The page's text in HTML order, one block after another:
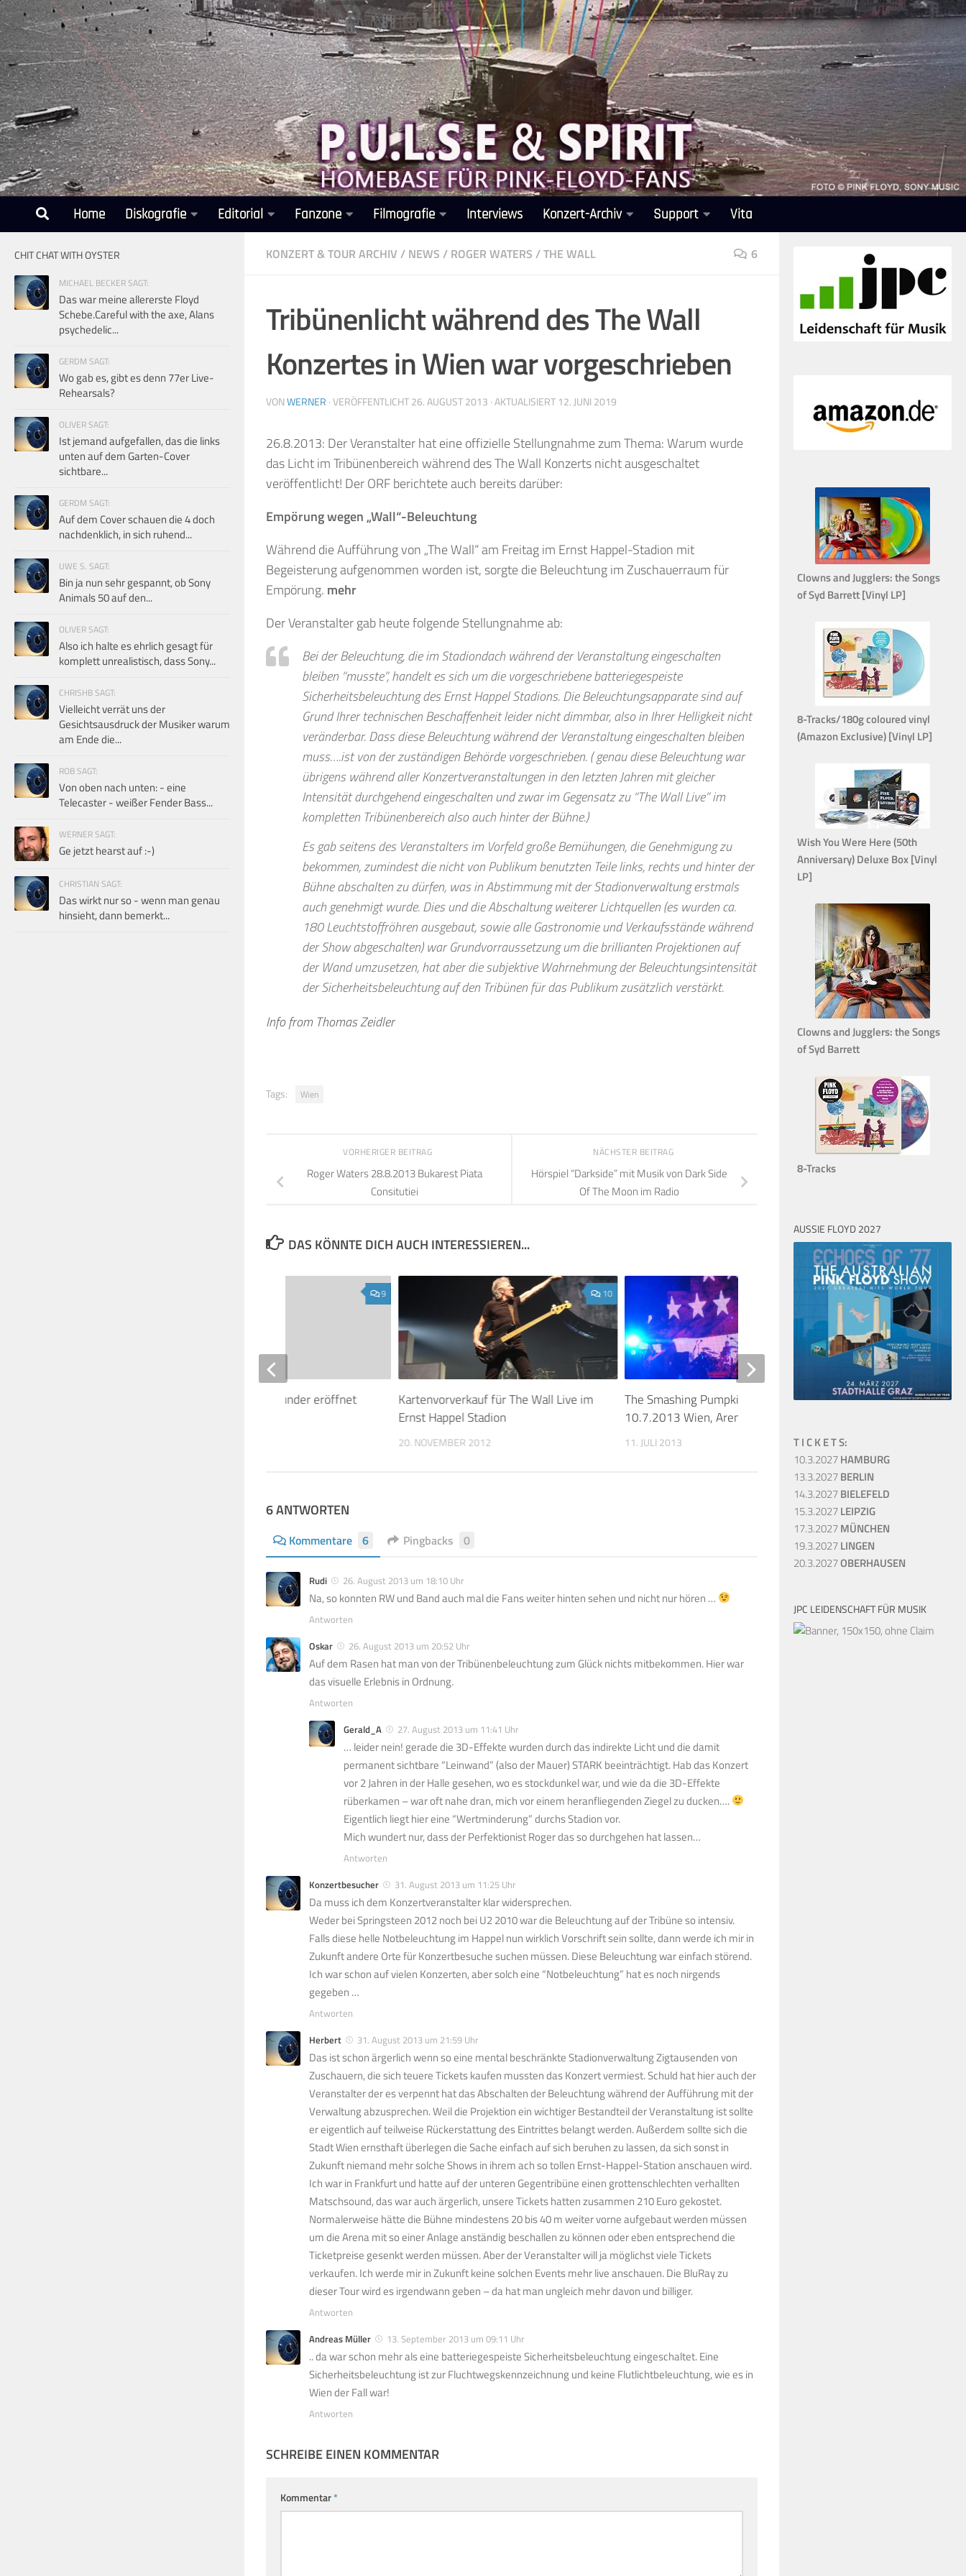
Unter dem Inhalt
Home Diskografie Editorial Fanzone Filmografie Interviews Konzert-Archiv Support Vita
KONZERT & TOUR ARCHIV / NEWS / ROGER WATERS /THE WALL 6
Tribünenlicht während des The Wall
Konzertes in Wien war vorgeschrieben
VONWERNER · VERÖFFENTLICHT26. AUGUST 2013 · AKTUALISIERT 12. JUNI 2019
26.8.2013: Der Veranstalter hat eine offizielle Stellungnahme zum Thema: Warum wurde
das Licht im Tribünenbereich während des The Wall Konzerts nicht ausgeschaltet
veröffentlicht! Der ORF berichtete auch bereits darüber:
Empörung wegen „Wall“-Beleuchtung
Während die Aufführung von „The Wall“ am Freitag im Ernst Happel-Stadion mit
Begeisterung aufgenommen worden ist, sorgte die Beleuchtung im Zuschauerraum für
Empörung. mehr
Der Veranstalter gab heute folgende Stellungnahme ab:
Bei der Beleuchtung, die im Stadiondach während der Veranstaltung eingeschalten
bleiben “musste”, handelt es sich um die vorgeschriebene batteriegespeiste
Sicherheitsbeleuchtung des Ernst Happel Stadions. Die Beleuchtungsapparate sind auf
Grund Ihrer technischen Beschaffenheit leider nicht dimmbar, also in Ihrer Helligkeit nicht
veränderbar. Dass diese Beleuchtung während der Veranstaltung eingeschalten bleiben
muss….ist von der zuständigen Behörde vorgeschrieben. ( genau diese Beleuchtung war
übrigens während aller Konzertveranstaltungen in den letzten Jahren mit gleicher
Intensität durchgehend eingeschalten und zwar im Gegensatz zu “The Wall Live” im
kompletten Tribünenbereich also auch hinter der Bühne.)
Es gab seitens des Veranstalters im Vorfeld große Bemühungen, die Genehmigung zu
bekommen, zumindest die nicht von Publikum benutzten Teile links, rechts und hinter der
Bühne abschalten zu dürfen, was in Abstimmung mit der Stadionverwaltung erstmals
auch genehmigt wurde. Dies und die Abschaltung weiterer Lichtquellen (es wurden ca.
180 Leuchtstoffröhren ausgebaut, sowie alle Gastronomie und Verkaufsstände während
der Show abgeschalten) war Grundvorraussetzung um die brillianten Projektionen auf
der Wand umzusetzen, hat aber die subjektive Wahrnehmung der Beleuchtungsintensität
der Sicherheitsbeleuchtung auf den Tribünen für das Publikum zusätzlich verstärkt.
Info from Thomas Zeidler
Tags: Wien
NÄCHSTER BEITRAG
Hörspiel “Darkside” mit Musik von Dark Side
Of The Moon im Radio
VORHERIGER BEITRAG
Roger Waters 28.8.2013 Bukarest Piata
Consitutiei
DAS KÖNNTE DICH AUCH INTERESSIEREN...
10
Kartenvorverkauf für The Wall Live im
Ernst Happel Stadion
20. NOVEMBER 2012
3
The Smashing Pumpkins & Bush
10.7.2013 Wien, Arena
11. JULI 2013
Treffpunkt: The Wall
9
Delicate Sound Of Thunder eröffnet
6 ANTWORTEN
Kommentare 6 Pingbacks 0
Rudi 26. August 2013 um 18:10 Uhr
Na, so konnten RW und Band auch mal die Fans weiter hinten sehen und nicht nur hören …
Antworten
Oskar
26. August 2013 um 20:52 Uhr
Auf dem Rasen hat man von der Tribünenbeleuchtung zum Glück nichts mitbekommen. Hier war
das visuelle Erlebnis in Ordnung.
Antworten
Gerald_A
27. August 2013 um 11:41 Uhr
… leider nein! gerade die 3D-Effekte wurden durch das indirekte Licht und die damit
permanent sichtbare “Leinwand” (also der Mauer) STARK beeinträchtigt. Hab das Konzert
vor 2 Jahren in der Halle gesehen, wo es stockdunkel war, und wie da die 3D-Effekte
rüberkamen – war oft nahe dran, mich vor einem heranfliegenden Ziegel zu ducken….
Eigentlich liegt hier eine “Wertminderung” durchs Stadion vor.
Mich wundert nur, dass der Perfektionist Roger das so durchgehen hat lassen…
Antworten
Konzertbesucher
31. August 2013 um 11:25 Uhr
Da muss ich dem Konzertveranstalter klar widersprechen.
Weder bei Springsteen 2012 noch bei U2 2010 war die Beleuchtung auf der Tribüne so intensiv.
Falls diese helle Notbeleuchtung im Happel nun wirklich Vorschrift sein sollte, dann werde ich mir in
Zukunft andere Orte für Konzertbesuche suchen müssen. Diese Beleuchtung war einfach störend.
Ich war schon auf vielen Konzerten, aber solch eine “Notbeleuchtung” hat es noch nirgends
gegeben …
Antworten
Herbert
31. August 2013 um 21:59 Uhr
Das ist schon ärgerlich wenn so eine mental beschränkte Stadionverwaltung Zigtausenden von
Zuschauern, die sich teuere Tickets kaufen mussten das Konzert vermiest. Schuld hat hier auch der
Veranstalter der es verpennt hat das Abschalten der Beleuchtung während der Aufführung mit der
Verwaltung abzusprechen. Weil die Projektion ein wichtiger Bestandteil der Veranstaltung ist sollte
er eigentlich auf teilweise Rückerstattung des Eintrittes belangt werden. Außerdem sollte sich die
Stadt Wien ernsthaft überlegen die Sache einfach auf sich beruhen zu lassen, da sich sonst in
Zukunft niemand mehr solche Shows in ihrem ach so tollen Ernst-Happel-Station anschauen wird.
Ich war in Frankfurt und hatte auf der unteren Gegentribüne einen grottenschlechten verhallten
Matschsound, das war auch ärgerlich, unsere Tickets hatten zusammen 210 Euro gekostet.
Normalerweise hätte die Bühne mindestens 20 bis 40 m weiter vorne aufgebaut werden müssen
um die Arena mit so einer Anlage anständig beschallen zu können oder eben entsprechend die
Ticketpreise gesenkt werden müssen. Aber der Veranstalter will ja möglichst viele Tickets
verkaufen. Ich werde mir in Zukunft keine solchen Events mehr live anschauen. Die BluRay zu
dieser Tour wird es irgendwann geben – da hat man ungleich mehr davon und billiger.
Antworten
Andreas Müller
13. September 2013 um 09:11 Uhr
.. da war schon mehr als eine batteriegespeiste Sicherheitsbeleuchtung eingeschaltet. Eine
Sicherheitsbeleuchtung ist zur Fluchtwegskennzeichnung und keine Flutlichtbeleuchtung, wie es in
Wien der Fall war!
Antworten
SCHREIBE EINEN KOMMENTAR
Kommentar*
CHIT CHAT WITH OYSTER
MICHAEL BECKER SAGT:
Das war meine allererste Floyd
Schebe.Careful with the axe, Alans
psychedelic...
GERDM SAGT:
Wo gab es, gibt es denn 77er Live-
Rehearsals?
OLIVER SAGT:
Ist jemand aufgefallen, das die links
unten auf dem Garten-Cover
sichtbare...
GERDM SAGT:
Auf dem Cover schauen die 4 doch
nachdenklich, in sich ruhend...
UWE S. SAGT:
Bin ja nun sehr gespannt, ob Sony
Animals 50 auf den...
OLIVER SAGT:
Also ich halte es ehrlich gesagt für
komplett unrealistisch, dass Sony...
CHRISHB SAGT:
Vielleicht verrät uns der
Gesichtsausdruck der Musiker warum
am Ende die...
ROB SAGT:
Von oben nach unten: - eine
Telecaster - weißer Fender Bass...
WERNER SAGT:
Ge jetzt hearst auf :-)
CHRISTIAN SAGT:
Das wirkt nur so - wenn man genau
hinsieht, dann bemerkt...
Clowns and Jugglers: the Songs
of Syd Barrett [Vinyl LP]
8-Tracks/180g coloured vinyl
(Amazon Exclusive) [Vinyl LP]
Wish You Were Here (50th
Anniversary) Deluxe Box [Vinyl
LP]
Clowns and Jugglers: the Songs
of Syd Barrett
8-Tracks
AUSSIE FLOYD 2027
T I C K E T S:
10.3.2027HAMBURG
13.3.2027BERLIN
14.3.2027BIELEFELD
15.3.2027LEIPZIG
17.3.2027MÜNCHEN
19.3.2027LINGEN
20.3.2027OBERHAUSEN
JPC LEIDENSCHAFT FÜR MUSIK